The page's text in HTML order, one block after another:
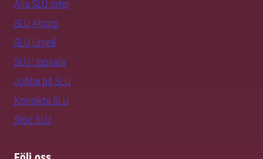
Alla SLU-orter
SLU Alnarp
SLU Umeå
SLU Uppsala
Jobba på SLU
Kontakta SLU
Stöd SLU